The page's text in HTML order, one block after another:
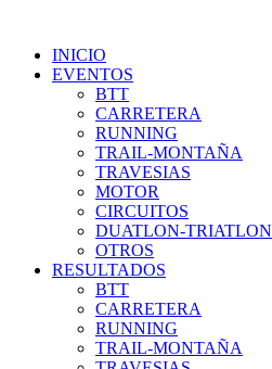
INICIO
EVENTOS
BTT
CARRETERA
RUNNING
TRAIL-MONTAÑA
TRAVESIAS
MOTOR
CIRCUITOS
DUATLON-TRIATLON
OTROS
RESULTADOS
BTT
CARRETERA
RUNNING
TRAIL-MONTAÑA